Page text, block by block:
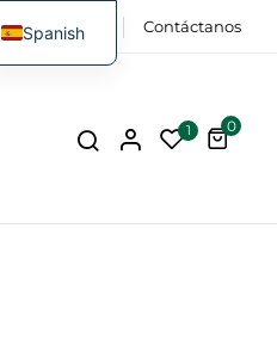
FAQs Contáctanos
1 0
Spanish